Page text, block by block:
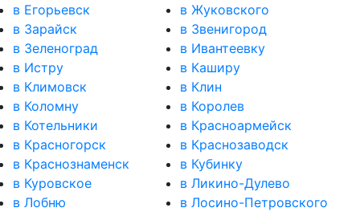
в Егорьевск
в Жуковского
в Зарайск
в Звенигород
в Зеленоград
в Ивантеевку
в Истру
в Каширу
в Климовск
в Клин
в Коломну
в Королев
в Котельники
в Красноармейск
в Красногорск
в Краснозаводск
в Краснознаменск
в Кубинку
в Куровское
в Ликино-Дулево
в Лобню
в Лосино-Петровского